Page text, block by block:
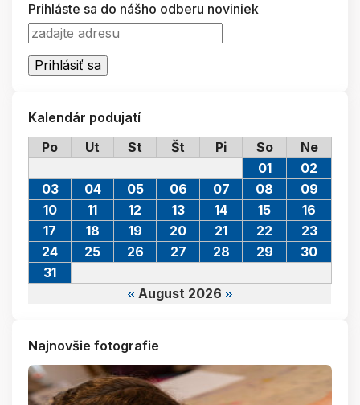
Prihláste sa do nášho odberu noviniek
Kalendár podujatí
Po
Ut St Št Pi So Ne
August 2026
01
02
03
04 05 06 07 08
09
10
11 12 13 14 15
16
17
18 19 20 21 22
23
24
25 26 27 28 29
30
31
Najnovšie fotografie